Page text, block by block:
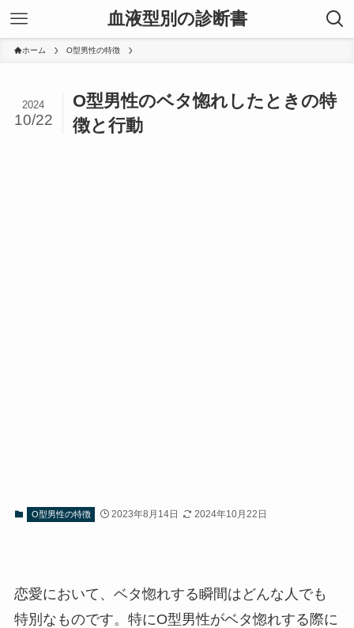
血液型別の診断書
ホーム O型男性の特徴
O型男性のベタ惚れしたときの特
徴と行動
2024
10/22
O型男性の特徴 2023年8月14日 2024年10月22日
恋愛において、ベタ惚れする瞬間はどんな人でも
特別なものです。特にO型男性がベタ惚れする際に